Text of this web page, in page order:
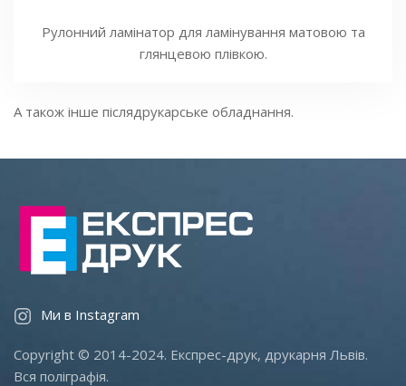
Рулонний ламінатор для ламінування матовою та
глянцевою плівкою.
А також інше післядрукарське обладнання.
Ми в Instagram
Copyright © 2014-2024. Експрес-друк, друкарня Львів.
Вся поліграфія.